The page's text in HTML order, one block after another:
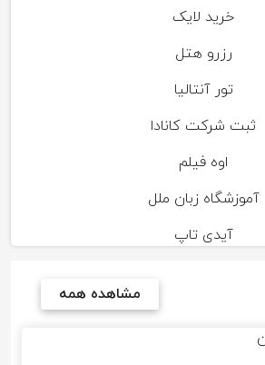
خرید لایک
رزرو هتل
تور آنتالیا
ثبت شرکت کانادا
اوه فیلم
آموزشگاه زبان ملل
آیدی تاپ
مشاهده همه